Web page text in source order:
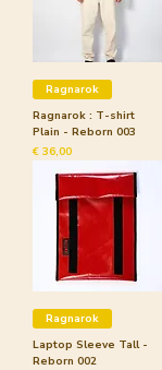
Ragnarok
Ragnarok : T-shirt
Plain - Reborn 003
Prijs
€ 36,00
Ragnarok
Laptop Sleeve Tall -
Reborn 002